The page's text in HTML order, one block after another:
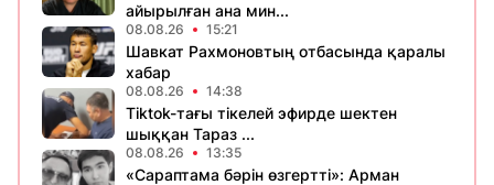
айырылған ана мин...
08.08.26 15:21
Шавкат Рахмоновтың отбасында қаралы
хабар
08.08.26 14:38
Tiktok-тағы тікелей эфирде шектен
шыққан Тараз ...
08.08.26 13:35
«Сараптама бәрін өзгертті»: Арман